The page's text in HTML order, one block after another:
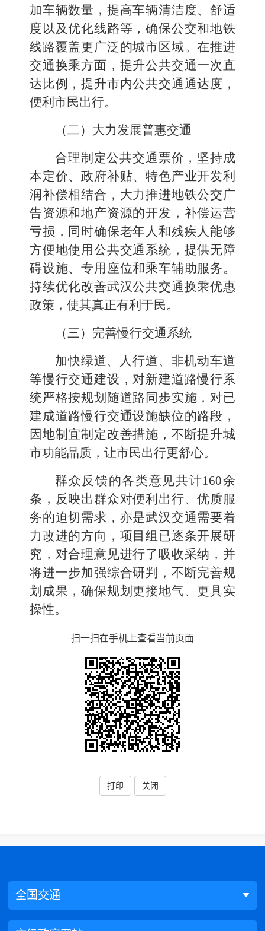
加车辆数量，提高车辆清洁度、舒适
度以及优化线路等，确保公交和地铁
线路覆盖更广泛的城市区域。在推进
交通换乘方面，提升公共交通一次直
达比例，提升市内公共交通通达度，
便利市民出行。
（二）大力发展普惠交通
合理制定公共交通票价，坚持成
本定价、政府补贴、特色产业开发利
润补偿相结合，大力推进地铁公交广
告资源和地产资源的开发，补偿运营
亏损，同时确保老年人和残疾人能够
方便地使用公共交通系统，提供无障
碍设施、专用座位和乘车辅助服务。
持续优化改善武汉公共交通换乘优惠
政策，使其真正有利于民。
（三）完善慢行交通系统
加快绿道、人行道、非机动车道
等慢行交通建设，对新建道路慢行系
统严格按规划随道路同步实施，对已
建成道路慢行交通设施缺位的路段，
因地制宜制定改善措施，不断提升城
市功能品质，让市民出行更舒心。
群众反馈的各类意见共计160余
条，反映出群众对便利出行、优质服
务的迫切需求，亦是武汉交通需要着
力改进的方向，项目组已逐条开展研
究，对合理意见进行了吸收采纳，并
将进一步加强综合研判，不断完善规
划成果，确保规划更接地气、更具实
操性。
扫一扫在手机上查看当前页面
打印 关闭
全国交通